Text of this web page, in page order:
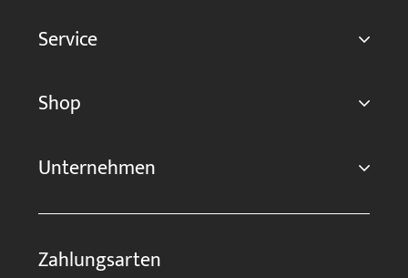
Service
Shop
Unternehmen
Zahlungsarten